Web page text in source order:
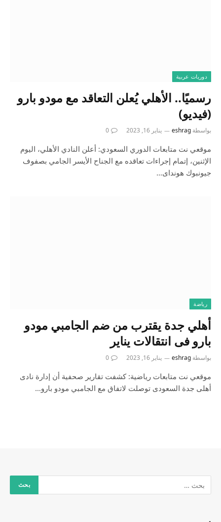
دوريات عربية
رسميًا.. الأهلي يُعلن التعاقد مع مودو بارو
(فيديو)
بواسطة eshrag يناير 16, 2023 0
موقعي نت متابعات الدوري السعودي: أعلن النادي الأهلي، اليوم
الإثنين، إتمام إجراءات تعاقده مع الجناح الأيسر الجامي بصفوف
جيونبوك هونداى…
رياضة
أهلي جدة يقترب من ضم الجامبي مودو
بارو فى انتقالات يناير
بواسطة eshrag يناير 16, 2023 0
موقعي نت متابعات رياضية: كشفت تقارير صحفية أن إدارة نادى
أهلى جدة السعودى توصلت لاتفاق مع الجامبي مودو بارو…